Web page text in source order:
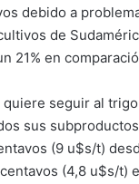
debido a
de
21% en
seguir al
sus
(9 u$s/t)
(4,8 u$s/t)